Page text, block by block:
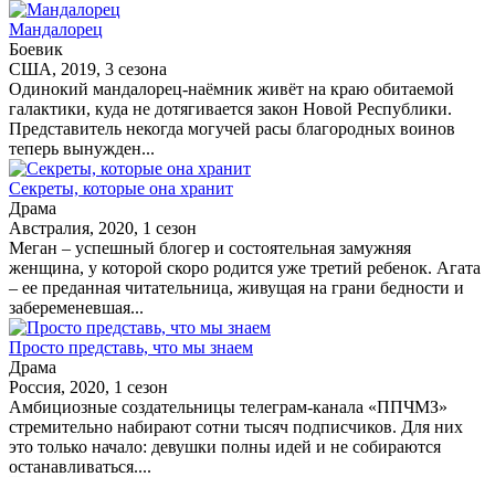
Мандалорец
Боевик
США, 2019, 3 сезона
Одинокий мандалорец-наёмник живёт на краю обитаемой
галактики, куда не дотягивается закон Новой Республики.
Представитель некогда могучей расы благородных воинов
теперь вынужден...
Секреты, которые она хранит
Драма
Австралия, 2020, 1 сезон
Меган – успешный блогер и состоятельная замужняя
женщина, у которой скоро родится уже третий ребенок. Агата
– ее преданная читательница, живущая на грани бедности и
забеременевшая...
Просто представь, что мы знаем
Драма
Россия, 2020, 1 сезон
Амбициозные создательницы телеграм-канала «ППЧМЗ»
стремительно набирают сотни тысяч подписчиков. Для них
это только начало: девушки полны идей и не собираются
останавливаться....